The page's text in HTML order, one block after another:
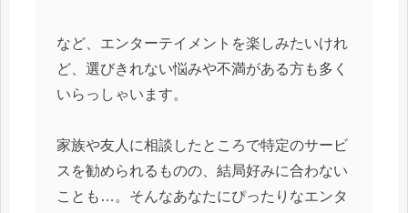
など、エンターテイメントを楽しみたいけれ
ど、選びきれない悩みや不満がある方も多く
いらっしゃいます。
家族や友人に相談したところで特定のサービ
スを勧められるものの、結局好みに合わない
ことも…。そんなあなたにぴったりなエンタ